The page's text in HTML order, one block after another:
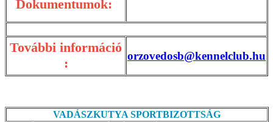
Dokumentumok:
További információ
:
orzovedosb@kennelclub.hu
VADÁSZKUTYA SPORTBIZOTTSÁG